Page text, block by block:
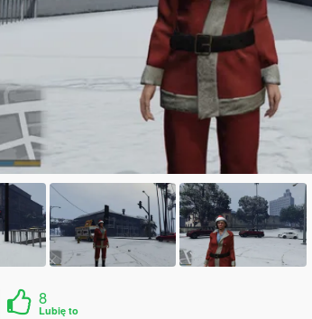
8
Lubię to